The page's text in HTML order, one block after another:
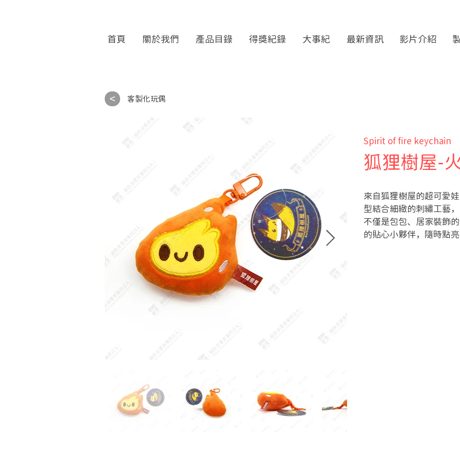
首頁 關於我們 產品目錄 得獎紀錄 大事紀 最新資訊 影片介紹
< 客製化玩偶
Spirit of fire keychain
狐狸樹屋-
來自狐狸樹屋的超可愛
型結合細緻的刺繡工藝
不僅是包包、居家裝飾
的貼心小夥伴，隨時點